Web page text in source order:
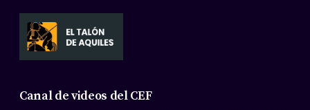
Canal de videos del CEF